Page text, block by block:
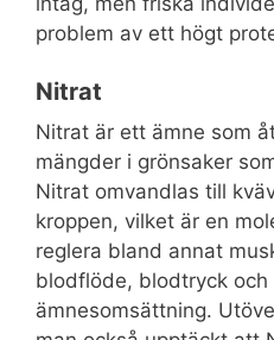
problem av ett högt
Nitrat
Nitrat är ett ämne som
mängder i grönsaker
Nitrat omvandlas till
kroppen, vilket är en
reglera bland annat
blodflöde, blodtryck och
ämnesomsättning.